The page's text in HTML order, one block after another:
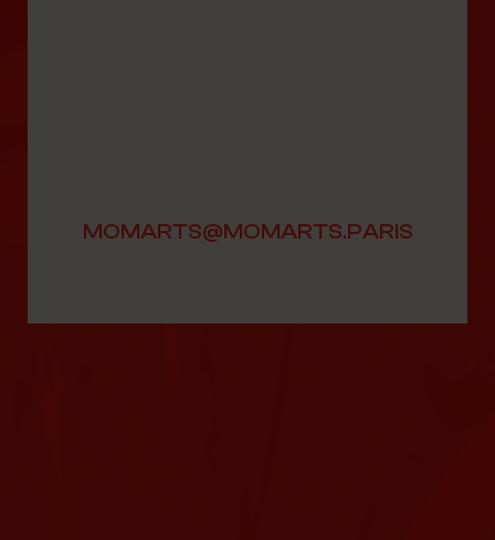
MOMARTS@MOMARTS.PARIS